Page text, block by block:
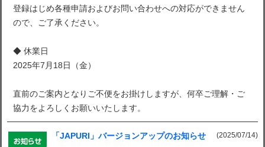
登録はじめ各種申請およびお問い合わせへの対応ができません
ので、ご了承ください。
◆ 休業日
2025年7月18日（金）
直前のご案内となりご不便をお掛けしますが、何卒ご理解・ご
協力をよろしくお願いいたします。
(2025/07/14)
「JAPURI」バージョンアップのお知らせ